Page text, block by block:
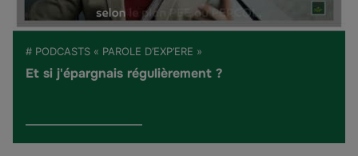
# PODCASTS « PAROLE D’EXP’ERE »
Et si j'épargnais régulièrement ?